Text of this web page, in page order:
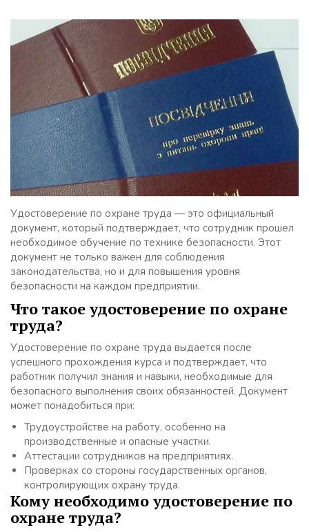
Удостоверение по охране труда — это официальный
документ, который подтверждает, что сотрудник прошел
необходимое обучение по технике безопасности. Этот
документ не только важен для соблюдения
законодательства, но и для повышения уровня
безопасности на каждом предприятии.
Что такое удостоверение по охране
труда?
Удостоверение по охране труда выдается после
успешного прохождения курса и подтверждает, что
работник получил знания и навыки, необходимые для
безопасного выполнения своих обязанностей. Документ
может понадобиться при:
Трудоустройстве на работу, особенно на
производственные и опасные участки.
Аттестации сотрудников на предприятиях.
Проверках со стороны государственных органов,
контролирующих охрану труда.
Кому необходимо удостоверение по
охране труда?